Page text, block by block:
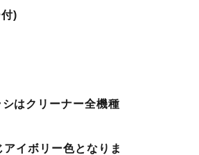
)
はクリーナー全機種
イボリー色となりま